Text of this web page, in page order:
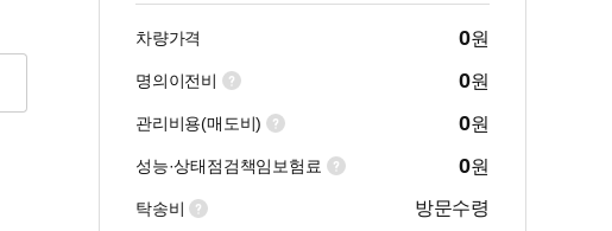
차량가격 0원
명의이전비 0원
관리비용(매도비) 0원
성능·상태점검책임보험료 0원
탁송비 방문수령